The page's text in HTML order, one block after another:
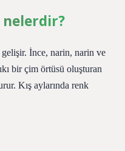
İnce, narin, narin ve
bir çim örtüsü oluşturan
Kış aylarında renk